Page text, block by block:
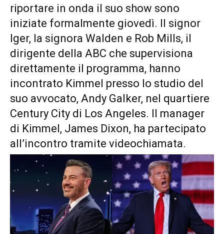
riportare in onda il suo show sono
iniziate formalmente giovedì. Il signor
Iger, la signora Walden e Rob Mills, il
dirigente della ABC che supervisiona
direttamente il programma, hanno
incontrato Kimmel presso lo studio del
suo avvocato, Andy Galker, nel quartiere
Century City di Los Angeles. Il manager
di Kimmel, James Dixon, ha partecipato
all’incontro tramite videochiamata.